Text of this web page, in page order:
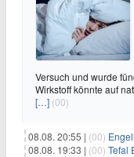
Versuch und wurde
Wirkstoff könnte auf
[…] (00)
08.08. 20:55 | (00)
08.08. 19:33 | (00) Tefal